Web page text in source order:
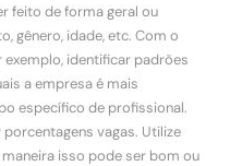
feito de forma geral ou
gênero, idade, etc. Com o
identificar padrões
a empresa é mais
específico de profissional.
vagas. Utilize
isso pode ser bom ou